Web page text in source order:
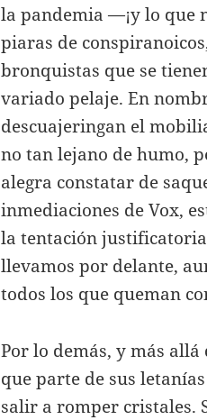
la pandemia —¡y lo que
piaras de
bronquistas que se
variado pelaje. En
descuajeringan el
no tan lejano de humo,
alegra constatar de
inmediaciones de Vox,
la tentación justificatoria
llevamos por delante,
todos los que queman
Por lo demás, y más
que parte de sus
salir a romper cristales.